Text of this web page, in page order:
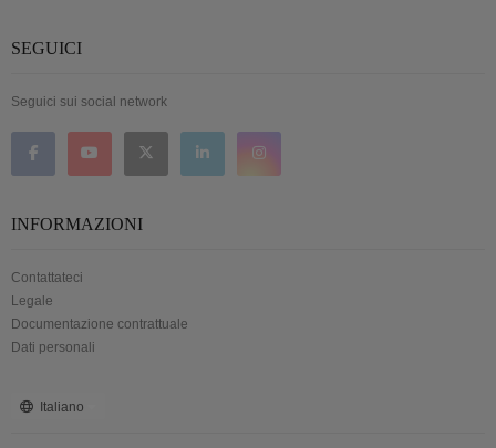
SEGUICI
Seguici sui social network
INFORMAZIONI
Contattateci
Legale
Documentazione contrattuale
Dati personali
Italiano